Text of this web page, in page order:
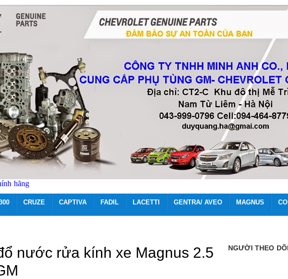
hãng
CRUZE CAPTIVA FADIL LACETTI GENTRA/ AVEO MAGNUS
nước rửa kính xe Magnus 2.5
NGƯỜI THEO DÕI